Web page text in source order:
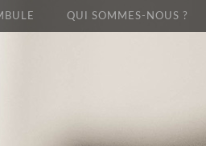
QUI SOMMES-NOUS ?